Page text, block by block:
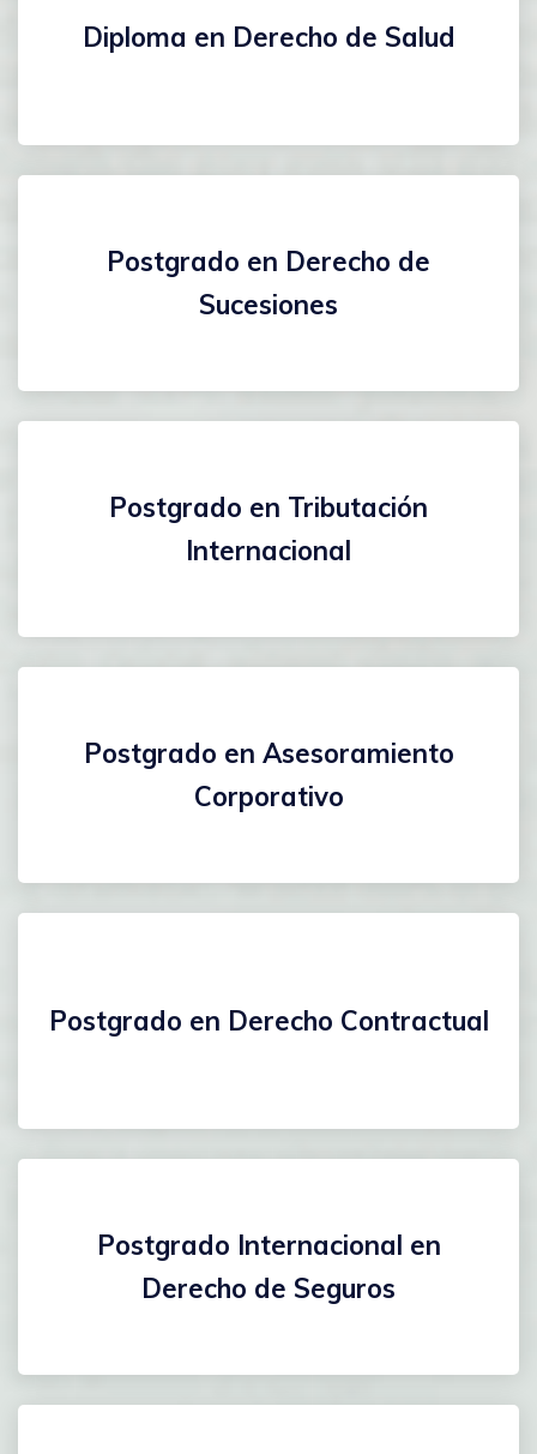
Diploma en Derecho de Salud
Postgrado en Derecho de
Sucesiones
Postgrado en Tributación
Internacional
Postgrado en Asesoramiento
Corporativo
Postgrado en Derecho Contractual
Postgrado Internacional en
Derecho de Seguros